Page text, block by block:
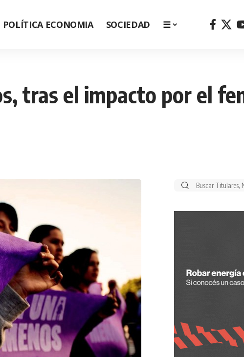
POLÍTICA ECONOMIA SOCIEDAD ☰
tras el impacto por el
Buscar